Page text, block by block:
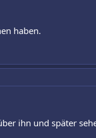
haben.
ihn und später